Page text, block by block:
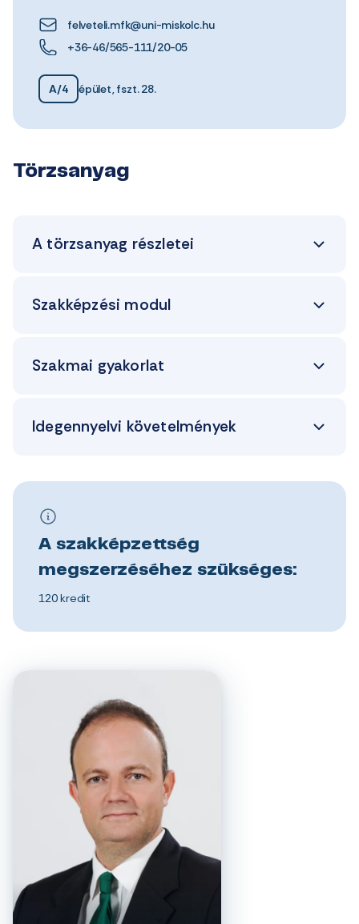
felveteli.mfk@uni-miskolc.hu
+36-46/565-111/20-05
A/4 épület, fszt. 28.
Törzsanyag
A törzsanyag részletei
Szakképzési modul
Szakmai gyakorlat
Idegennyelvi követelmények
A szakképzettség
megszerzéséhez szükséges:
120 kredit